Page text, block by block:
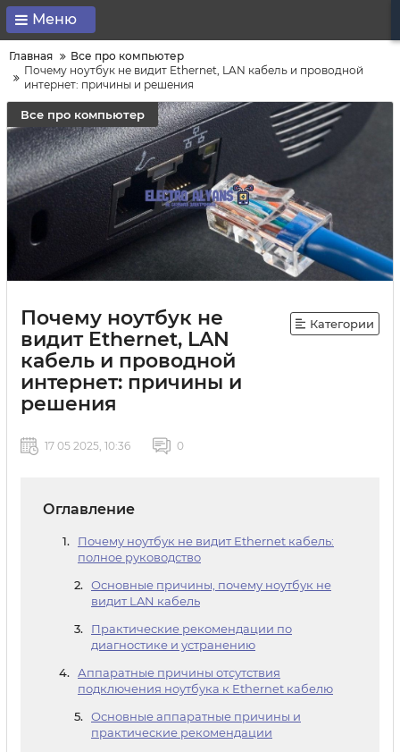
Меню
Главная
Все про компьютер
Почему ноутбук не видит Ethernet, LAN кабель и проводной
интернет: причины и решения
Все про компьютер
Почему ноутбук не
видит Ethernet, LAN
кабель и проводной
интернет: причины и
решения
Категории
17 05 2025, 10:36 0
Оглавление
Почему ноутбук не видит Ethernet кабель:
полное руководство
Основные причины, почему ноутбук не
видит LAN кабель
Практические рекомендации по
диагностике и устранению
Аппаратные причины отсутствия
подключения ноутбука к Ethernet кабелю
Основные аппаратные причины и
практические рекомендации